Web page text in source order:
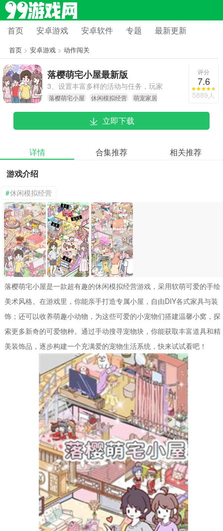
首页 安卓游戏 安卓软件 专题 最新更新
首页> 安卓游戏> 动作闯关
落樱萌宅小屋最新版
3、设置丰富多样的活动与任务，玩家
在完成这些任务的过程中，能够解锁
新的功能和道具，进而发现更多趣味
落樱萌宅小屋 休闲模拟经营
萌宠家居
评分
7.6
5889人
立即下载
详情 合集推荐
相关推荐
游戏介绍
#休闲模拟经营
落樱萌宅小屋是一款超有趣的休闲模拟经营游戏，采用软萌可爱的手绘
美术风格。在游戏里，你能亲手打造专属小屋，自由DIY各式家具与装
饰；还可以收养萌趣小动物，为这些可爱的小宠物们搭建温馨小窝，探
索更多新奇的可爱物种。通过手动搜寻宠物块，你能获取丰富道具和精
美装饰品，逐步构建一个充满爱的宠物生活系统，快来试试看吧！